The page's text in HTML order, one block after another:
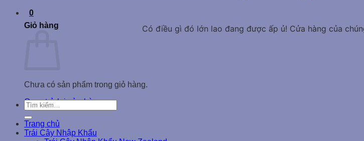
0
Giỏ hàng
Chưa có sản phẩm trong giỏ hàng.
Quay trở lại cửa hàng
Có điều gì đó lớn lao đang được ấp ủ! Cửa hàng của
Tìm
kiếm:
Trang chủ
Trái Cây Nhập Khẩu